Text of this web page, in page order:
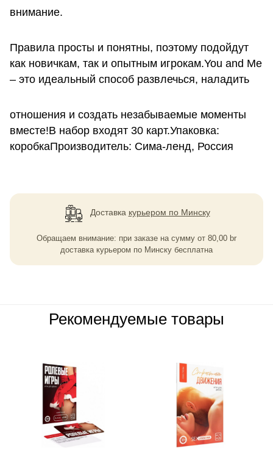
внимание.
Правила просты и понятны, поэтому подойдут
как новичкам, так и опытным игрокам.You and Me
– это идеальный способ развлечься, наладить
отношения и создать незабываемые моменты
вместе!В набор входят 30 карт.Упаковка:
коробкаПроизводитель: Сима-ленд, Россия
Доставка курьером по Минску
Обращаем внимание: при заказе на сумму от 80,00 br
доставка курьером по Минску бесплатна
Рекомендуемые товары